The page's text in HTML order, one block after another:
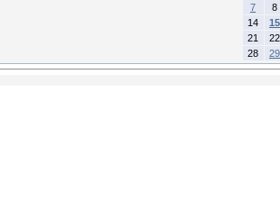
7
8
14
15
21
22
28
29